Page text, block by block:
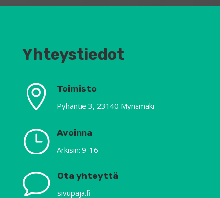
Yhteystiedot
 Toimisto
Pyhäntie 3, 23140 Mynämäki
} Avoinna
Arkisin: 9-16
v Ota yhteyttä
sivupaja.fi